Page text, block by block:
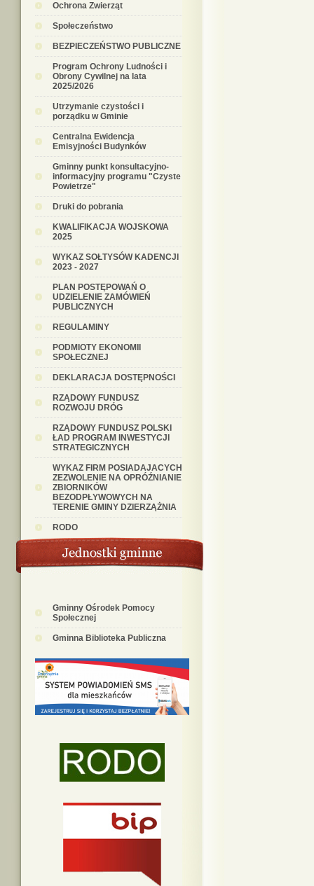
Ochrona Zwierząt
Społeczeństwo
BEZPIECZEŃSTWO PUBLICZNE
Program Ochrony Ludności i
Obrony Cywilnej na lata
2025/2026
Utrzymanie czystości i
porządku w Gminie
Centralna Ewidencja
Emisyjności Budynków
Gminny punkt konsultacyjno-
informacyjny programu "Czyste
Powietrze"
Druki do pobrania
KWALIFIKACJA WOJSKOWA
2025
WYKAZ SOŁTYSÓW KADENCJI
2023 - 2027
PLAN POSTĘPOWAŃ O
UDZIELENIE ZAMÓWIEŃ
PUBLICZNYCH
REGULAMINY
PODMIOTY EKONOMII
SPOŁECZNEJ
DEKLARACJA DOSTĘPNOŚCI
RZĄDOWY FUNDUSZ
ROZWOJU DRÓG
RZĄDOWY FUNDUSZ POLSKI
ŁAD PROGRAM INWESTYCJI
STRATEGICZNYCH
WYKAZ FIRM POSIADAJACYCH
ZEZWOLENIE NA OPRÓŹNIANIE
ZBIORNIKÓW
BEZODPŁYWOWYCH NA
TERENIE GMINY DZIERZĄŻNIA
RODO
Gminny Ośrodek Pomocy
Społecznej
Gminna Biblioteka Publiczna